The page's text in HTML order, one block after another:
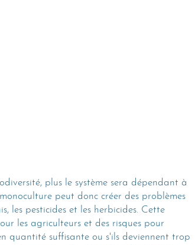
plus le système sera dépendant à
peut donc créer des problèmes
les pesticides et les herbicides. Cette
les agriculteurs et des risques pour
quantité suffisante ou s'ils deviennent trop